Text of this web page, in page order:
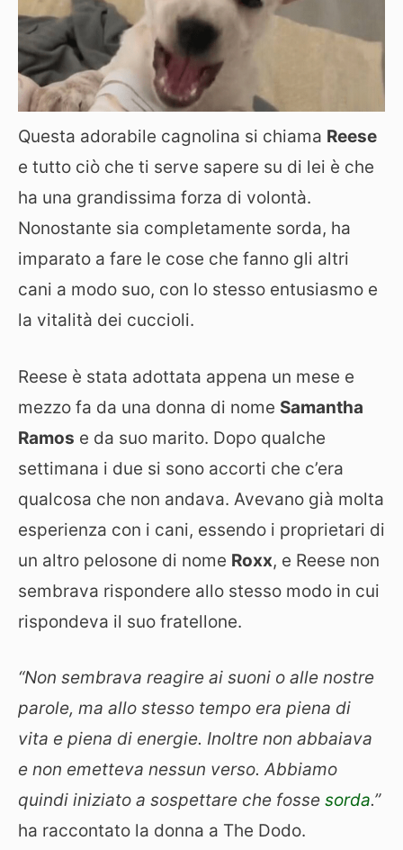
Questa adorabile cagnolina si chiama Reese
e tutto ciò che ti serve sapere su di lei è che
ha una grandissima forza di volontà.
Nonostante sia completamente sorda, ha
imparato a fare le cose che fanno gli altri
cani a modo suo, con lo stesso entusiasmo e
la vitalità dei cuccioli.
Reese è stata adottata appena un mese e
mezzo fa da una donna di nome Samantha
Ramos e da suo marito. Dopo qualche
settimana i due si sono accorti che c’era
qualcosa che non andava. Avevano già molta
esperienza con i cani, essendo i proprietari di
un altro pelosone di nome Roxx, e Reese non
sembrava rispondere allo stesso modo in cui
rispondeva il suo fratellone.
“Non sembrava reagire ai suoni o alle nostre
parole, ma allo stesso tempo era piena di
vita e piena di energie. Inoltre non abbaiava
e non emetteva nessun verso. Abbiamo
quindi iniziato a sospettare che fosse sorda.”
ha raccontato la donna a The Dodo.